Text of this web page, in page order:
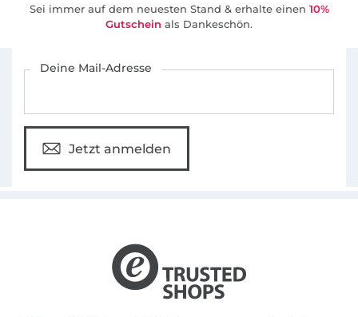
Sei immer auf dem neuesten Stand & erhalte einen 10%
Gutschein als Dankeschön.
Deine Mail-Adresse
Jetzt anmelden